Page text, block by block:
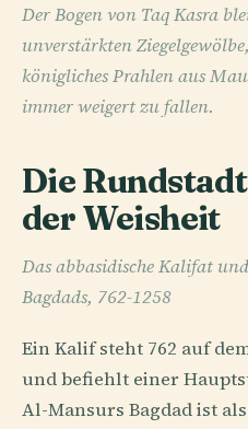
Der Bogen von Taq Kasra
unverstärkten
königliches Prahlen aus
immer weigert zu fallen.
Die
der Weisheit
Das abbasidische Kalifat
Bagdads, 762-1258
Ein Kalif steht 762 auf
und befiehlt einer
Al-Mansurs Bagdad ist